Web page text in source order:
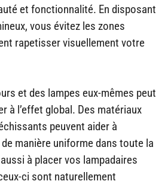
et fonctionnalité. En disposant
vous évitez les zones
rapetisser visuellement votre
et des lampes eux-mêmes peut
à l’effet global. Des matériaux
peuvent aider à
manière uniforme dans toute la
à placer vos lampadaires
ci sont naturellement